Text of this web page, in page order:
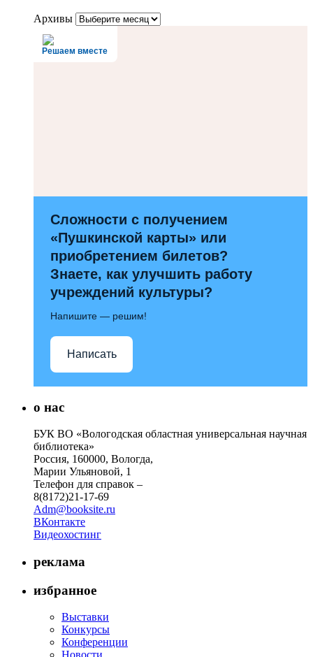
Архивы
Решаем вместе
Сложности с получением
«Пушкинской карты» или
приобретением билетов?
Знаете, как улучшить работу
учреждений культуры?
Напишите — решим!
Написать
о нас
БУК ВО «Вологодская областная универсальная научная
библиотека»
Россия, 160000, Вологда,
Марии Ульяновой, 1
Телефон для справок –
8(8172)21-17-69
Adm@booksite.ru
ВКонтакте
Видеохостинг
реклама
избранное
Выставки
Конкурсы
Конференции